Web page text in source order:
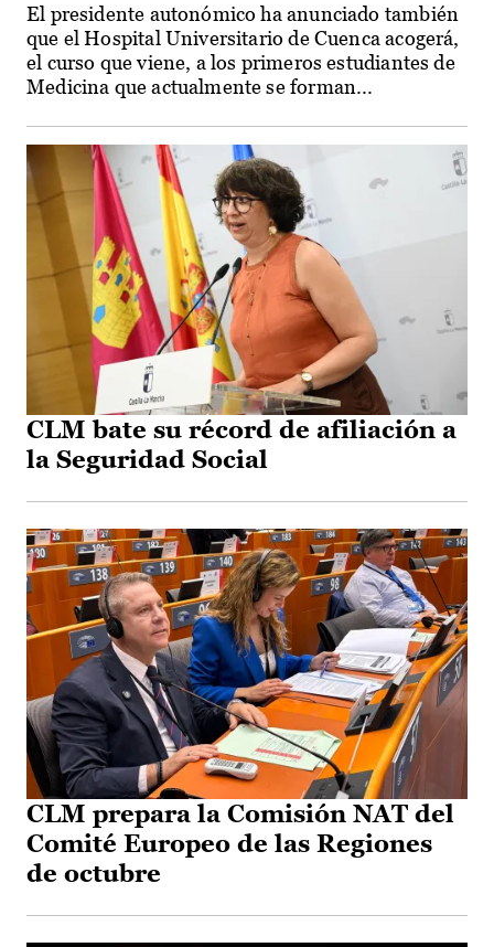
El presidente autonómico ha anunciado también
que el Hospital Universitario de Cuenca acogerá,
el curso que viene, a los primeros estudiantes de
Medicina que actualmente se forman...
CLM bate su récord de afiliación a
la Seguridad Social
CLM prepara la Comisión NAT del
Comité Europeo de las Regiones
de octubre